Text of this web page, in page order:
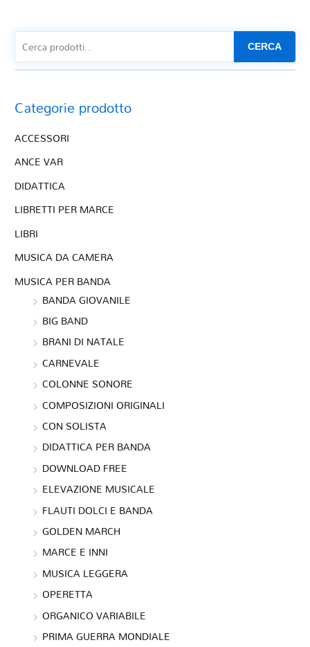
CERCA
Categorie prodotto
ACCESSORI
ANCE VAR
DIDATTICA
LIBRETTI PER MARCE
LIBRI
MUSICA DA CAMERA
MUSICA PER BANDA
BANDA GIOVANILE
BIG BAND
BRANI DI NATALE
CARNEVALE
COLONNE SONORE
COMPOSIZIONI ORIGINALI
CON SOLISTA
DIDATTICA PER BANDA
DOWNLOAD FREE
ELEVAZIONE MUSICALE
FLAUTI DOLCI E BANDA
GOLDEN MARCH
MARCE E INNI
MUSICA LEGGERA
OPERETTA
ORGANICO VARIABILE
PRIMA GUERRA MONDIALE